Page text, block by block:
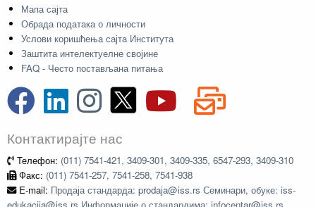
Мапа сајта
Обрада података о личности
Услови коришћења сајта Института
Заштита интелектуелне својине
FAQ - Често постављана питања
Контактирајте нас
Телефон: (011) 7541-421, 3409-301, 3409-335, 6547-293, 3409-310
Факс: (011) 7541-257, 7541-258, 7541-938
E-mail: Продаја стандарда: prodaja@iss.rs Семинари, обуке: iss-